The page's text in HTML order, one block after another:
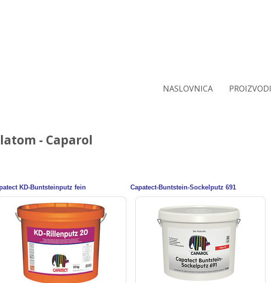
NASLOVNICA PROIZVODI
- Caparol
KD-Buntsteinputz fein Capatect-Buntstein-Sockelputz 691